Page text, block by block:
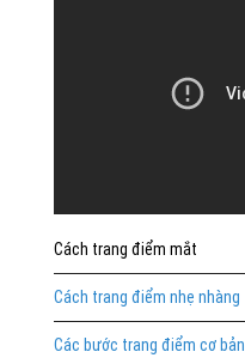
Cách trang điểm mắt
Cách trang điểm nhẹ nhàng
Các bước trang điểm cơ bản